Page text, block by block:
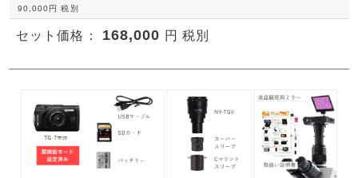
90,000円 税別
セット価格： 168,000 円 税別